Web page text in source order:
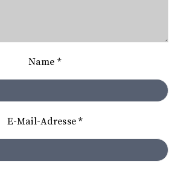
Name *
E-Mail-Adresse*